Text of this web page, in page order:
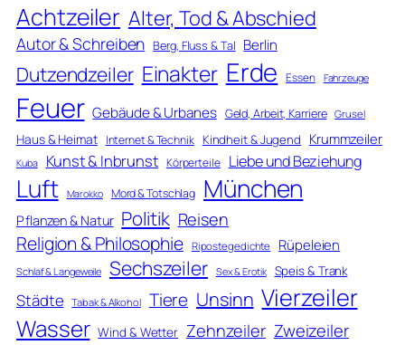
Achtzeiler Alter, Tod & Abschied
Autor & Schreiben Berg, Fluss & Tal Berlin
Dutzendzeiler Einakter Erde Essen Fahrzeuge
Feuer Gebäude & Urbanes Geld, Arbeit, Karriere Grusel
Haus & Heimat Internet & Technik Kindheit & Jugend Krummzeiler
Kuba Kunst & Inbrunst Körperteile Liebe und Beziehung
Luft Marokko Mord & Totschlag München
Pflanzen & Natur Politik Reisen
Religion & Philosophie Ripostegedichte Rüpeleien
Schlaf & Langeweile Sechszeiler Sex & Erotik Speis & Trank
Städte Tabak & Alkohol Tiere Unsinn Vierzeiler
Wasser Wind & Wetter Zehnzeiler Zweizeiler